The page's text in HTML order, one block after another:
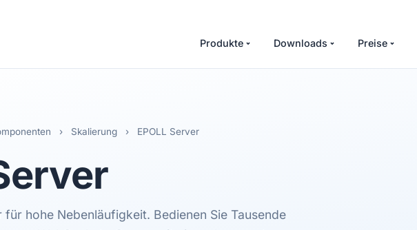
Produkte Downloads Preise
› Skalierung › EPOLL Server
hohe Nebenläufigkeit. Bedienen Sie Tausende